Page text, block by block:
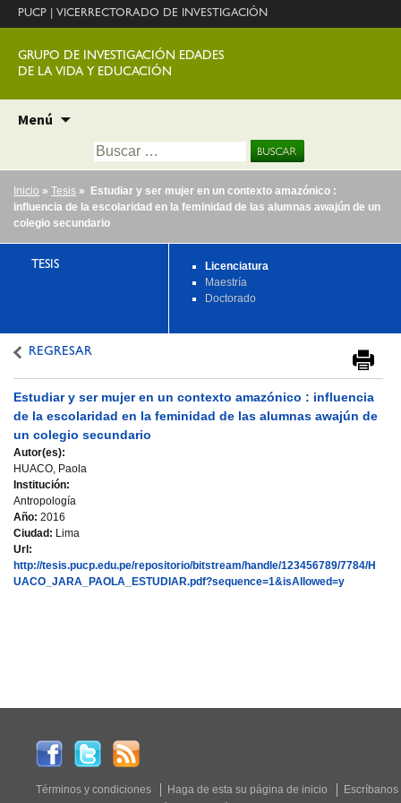
PUCP VICERRECTORADO DE INVESTIGACIÓN
GRUPO DE INVESTIGACIÓN EDADES
DE LA VIDA Y EDUCACIÓN
Menú
contenido
Buscar:
Inicio » Tesis » Estudiar y ser mujer en un contexto amazónico :
influencia de la escolaridad en la feminidad de las alumnas awajún de un
colegio secundario
TESIS
Licenciatura
Maestría
Doctorado
REGRESAR
Estudiar y ser mujer en un contexto amazónico : influencia
de la escolaridad en la feminidad de las alumnas awajún de
un colegio secundario
Autor(es):
HUACO, Paola
Institución:
Antropología
Año: 2016
Ciudad: Lima
Url:
http://tesis.pucp.edu.pe/repositorio/bitstream/handle/123456789/7784/H
UACO_JARA_PAOLA_ESTUDIAR.pdf?sequence=1&isAllowed=y
Términos y condiciones Haga de esta su página de inicio
Escríbanos